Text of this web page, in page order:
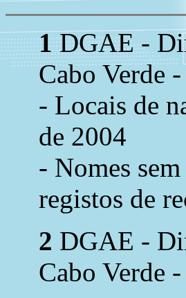
1DGAE -
Cabo Verde
- Locais de
de 2004
- Nomes
registos de
2 DGAE -
Cabo Verde